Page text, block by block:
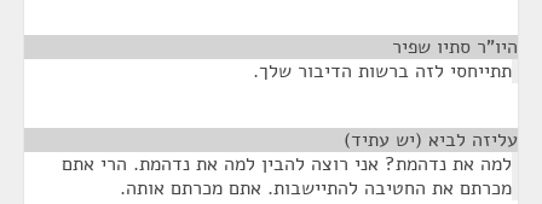
היו"ר סתיו שפיר
תתייחסי לזה ברשות הדיבור שלך.
עליזה לביא (יש עתיד)
למה את נדהמת? אני רוצה להבין למה את נדהמת. הרי אתם
מכרתם את החטיבה להתיישבות. אתם מכרתם אותה.